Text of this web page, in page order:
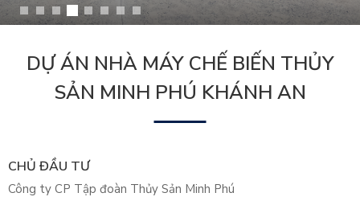
DỰ ÁN NHÀ MÁY CHẾ BIẾN THỦY
SẢN MINH PHÚ KHÁNH AN
CHỦ ĐẦU TƯ
Công ty CP Tập đoàn Thủy Sản Minh Phú